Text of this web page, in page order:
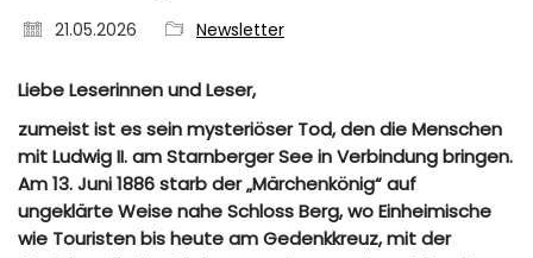
21.05.2026 Newsletter
Liebe Leserinnen und Leser,
zumeist ist es sein mysteriöser Tod, den die Menschen
mit Ludwig II. am Starnberger See in Verbindung bringen.
Am 13. Juni 1886 starb der „Märchenkönig“ auf
ungeklärte Weise nahe Schloss Berg, wo Einheimische
wie Touristen bis heute am Gedenkkreuz, mit der